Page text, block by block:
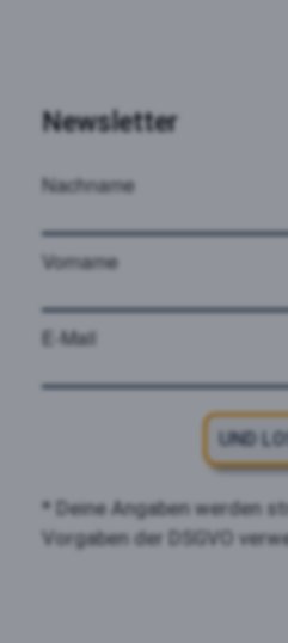
Newsletter
Nachname
Vorname
E-Mail
UND
* Deine Angaben werden
Vorgaben der DSGVO